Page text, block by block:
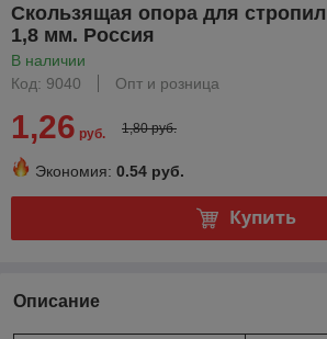
Скользящая опора для
1,8 мм. Россия
В наличии
Код: 9040
Опт и розница
1,26 руб. 1,80 руб.
Экономия: 0.54 руб.
Купить
Описание